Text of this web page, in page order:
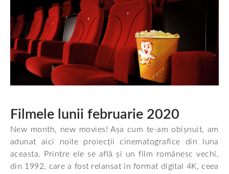
Filmele lunii februarie 2020
New month, new movies! Așa cum te-am obișnuit, am
adunat aici noile proiecții cinematografice din luna
aceasta. Printre ele se află și un film românesc vechi,
din 1992, care a fost relansat în format digital 4K, ceea